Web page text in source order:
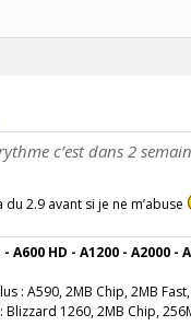
c’est dans 2
2.9 avant si je ne m’abuse
A600 HD - A1200 - A2000 -
: A590, 2MB Chip, 2MB
Blizzard 1260, 2MB Chip,